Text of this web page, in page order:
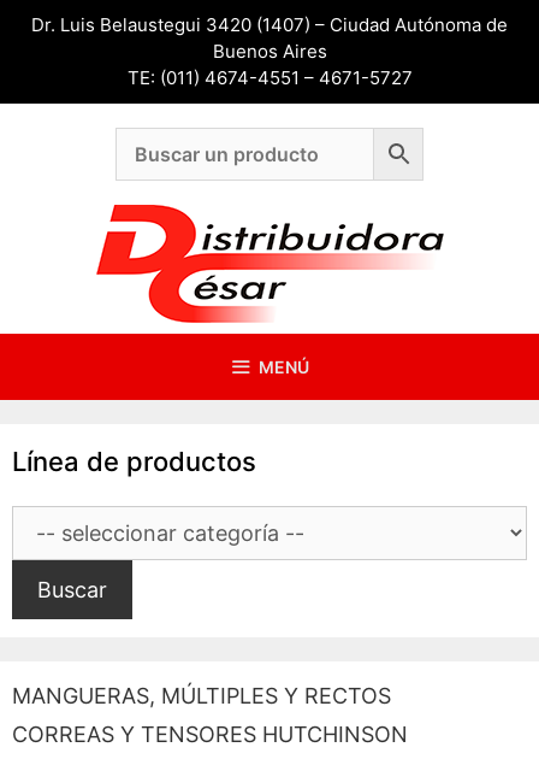
SaltarDr. Luis Belaustegui 3420 (1407) – Ciudad Autónoma de
Buenos Aires
TE: (011) 4674-4551 – 4671-5727
MENÚ
Línea de productos
Buscar
MANGUERAS, MÚLTIPLES Y RECTOS
CORREAS Y TENSORES HUTCHINSON